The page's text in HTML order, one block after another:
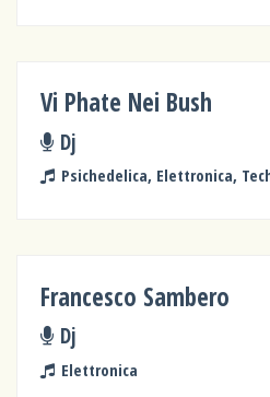
Vi Phate Nei Bush
Dj
Psichedelica, Elettronica,
Francesco Sambero
Dj
Elettronica